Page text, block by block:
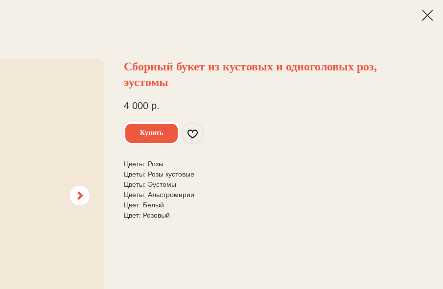
Сборный букет из кустовых и одноголовых роз,
эустомы
4 000 р.
Купить
Цветы: Розы
Цветы: Розы кустовые
Цветы: Эустомы
Цветы: Альстромерии
Цвет: Белый
Цвет: Розовый